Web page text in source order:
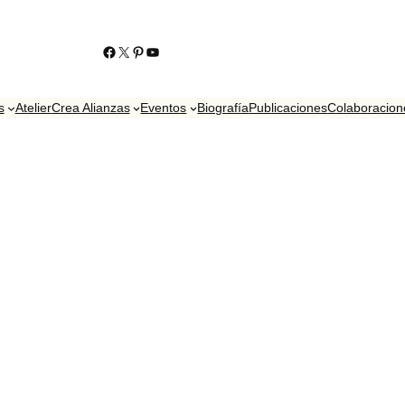
https://www.facebook.com/KikoContrerasJoyero/
https://twitter.com/contrerasjoyero
http://www.pinterest.com/KikoContreras/
YouTube
AtelierCrea Alianzas Eventos BiografíaPublicaciones